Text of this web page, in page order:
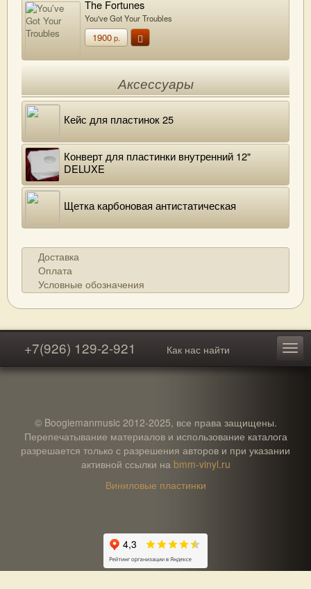
The Fortunes
You've Got Your Troubles
1900р.
Аксессуары
Кейс для пластинок 25
Конверт для пластинки внутренний 12"
DELUXE
Щетка карбоновая антистатическая
Доставка
Оплата
Условные обозначения
+7(926) 129-2-921 Как нас найти
© Boogiemanmusic 2012-2025, все права защищены.
Перепечатывание материалов и использование каталога
разрешается только с разрешения авторов и при указании
активной ссылки на bmm-vinyl.ru
Виниловые пластинки